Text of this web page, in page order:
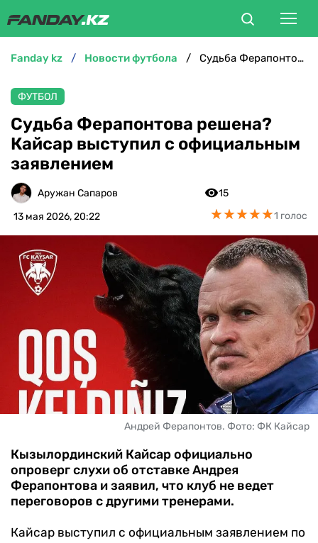
ММА
ТЕННИС
ФУТЗАЛ
ВЕЛОСПОРТ
ЧМ-2026
ДРУГИЕ
БУКМЕКЕРЫ
fanday kz новости футбола Судьба Ферапонтова решена? Кайсар выступил с официальным заявлением
ФУТБОЛ
Судьба Ферапонтова решена?
Кайсар выступил с официальным
заявлением
Аружан Сапаров
13 мая 2026, 20:22
15
★★★★★
★★★★★1 голос
Андрей Ферапонтов. Фото: ФК Кайсар
Кызылординский Кайсар официально
опроверг слухи об отставке Андрея
Ферапонтова и заявил, что клуб не ведет
переговоров с другими тренерами.
Кайсар выступил с официальным заявлением по